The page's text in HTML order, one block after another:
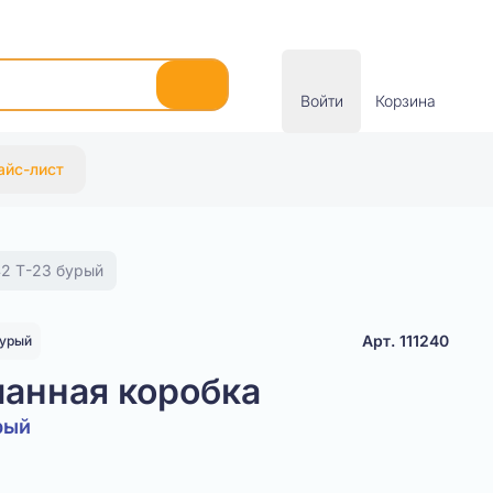
Войти Корзина
лист
Т-23 бурый
Арт. 111240
коробка